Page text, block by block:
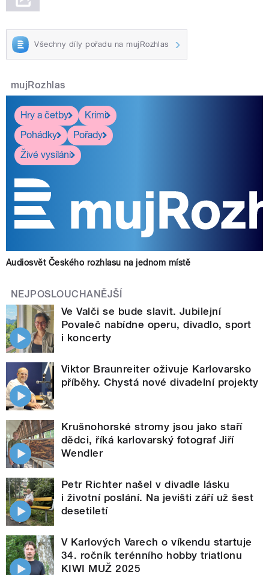
Všechny díly pořadu na mujRozhlas
mujRozhlas
Hry a četby
Krimi
Pohádky
Pořady
Živé vysílání
Audiosvět Českého rozhlasu na jednom místě
NEJPOSLOUCHANĚJŠÍ
Ve Valči se bude slavit. Jubilejní
Povaleč nabídne operu, divadlo, sport
i koncerty
Viktor Braunreiter oživuje Karlovarsko
příběhy. Chystá nové divadelní projekty
Krušnohorské stromy jsou jako staří
dědci, říká karlovarský fotograf Jiří
Wendler
Petr Richter našel v divadle lásku
i životní poslání. Na jevišti září už šest
desetiletí
V Karlových Varech o víkendu startuje
34. ročník terénního hobby triatlonu
KIWI MUŽ 2025